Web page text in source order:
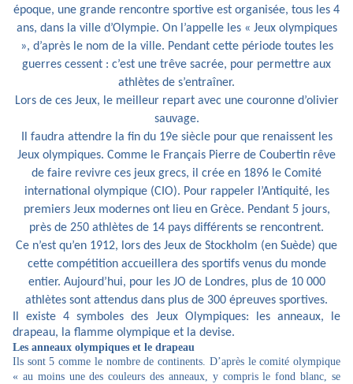
époque, une grande rencontre sportive est organisée, tous les 4
ans, dans la ville d’Olympie. On l’appelle les « Jeux olympiques
», d’après le nom de la ville. Pendant cette période toutes les
guerres cessent : c’est une trêve sacrée, pour permettre aux
athlètes de s’entraîner.
Lors de ces Jeux, le meilleur repart avec une couronne d’olivier
sauvage.
Il faudra attendre la fin du 19e siècle pour que renaissent les
Jeux olympiques. Comme le Français Pierre de Coubertin rêve
de faire revivre ces jeux grecs, il crée en 1896 le Comité
international olympique (CIO). Pour rappeler l’Antiquité, les
premiers Jeux modernes ont lieu en Grèce. Pendant 5 jours,
près de 250 athlètes de 14 pays différents se rencontrent.
Ce n’est qu’en 1912, lors des Jeux de Stockholm (en Suède) que
cette compétition accueillera des sportifs venus du monde
entier. Aujourd’hui, pour les JO de Londres, plus de 10 000
athlètes sont attendus dans plus de 300 épreuves sportives.
Il existe 4 symboles des Jeux Olympiques: les anneaux, le
drapeau, la flamme olympique et la devise.
Les anneaux olympiques et le drapeau
Ils sont 5 comme le nombre de continents. D’après le comité olympique
« au moins une des couleurs des anneaux, y compris le fond blanc, se